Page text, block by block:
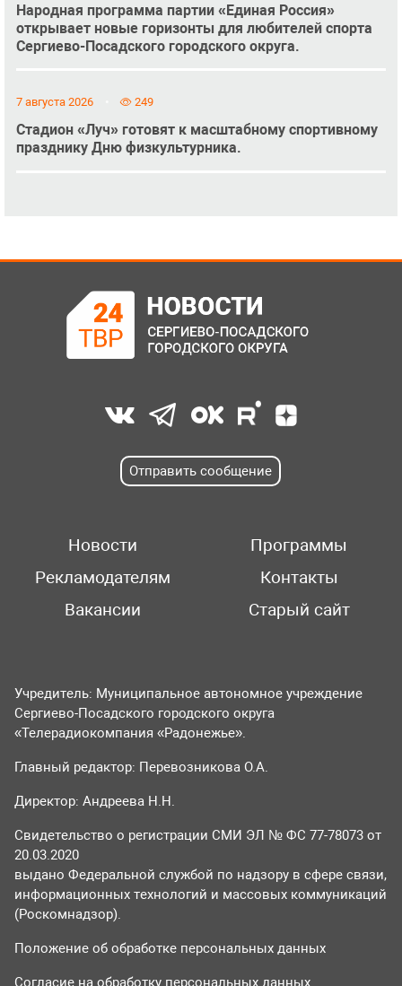
Народная программа партии «Единая Россия»
открывает новые горизонты для любителей спорта
Сергиево-Посадского городского округа.
7 августа 2026 249
Стадион «Луч» готовят к масштабному спортивному
празднику Дню физкультурника.
Отправить сообщение
Новости
Программы
Рекламодателям
Контакты
Вакансии
Старый сайт
Учредитель: Муниципальное автономное учреждение
Сергиево-Посадского городского округа
«Телерадиокомпания «Радонежье».
Главный редактор: Перевозникова О.А.
Директор: Андреева Н.Н.
Свидетельство о регистрации СМИ ЭЛ № ФС 77-78073 от
20.03.2020
выдано Федеральной службой по надзору в сфере связи,
информационных технологий и массовых коммуникаций
(Роскомнадзор).
Положение об обработке персональных данных
Согласие на обработку персональных данных